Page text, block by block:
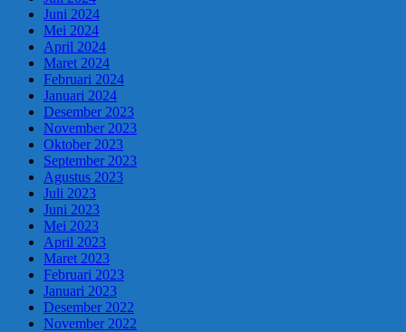
Juni 2024
Mei 2024
April 2024
Maret 2024
Februari 2024
Januari 2024
Desember 2023
November 2023
Oktober 2023
September 2023
Agustus 2023
Juli 2023
Juni 2023
Mei 2023
April 2023
Maret 2023
Februari 2023
Januari 2023
Desember 2022
November 2022